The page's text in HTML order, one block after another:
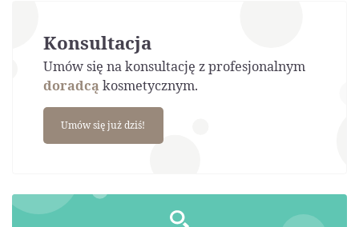
Konsultacja
Umów się na konsultację z profesjonalnym
doradcąkosmetycznym.
Umów się już dziś!